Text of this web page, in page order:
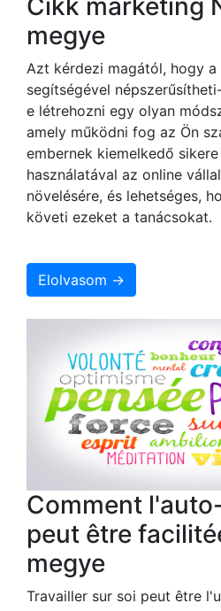
megye
Azt kérdezi magától, hogy
segítségével
e létrehozni egy olyan
amely működni fog az Ön
embernek kiemelkedő
használatával az online
növelésére, és lehetséges,
követi ezeket a tanácsokat.
Elolvasom →
Comment
peut être
megye
Travailler sur soi peut être